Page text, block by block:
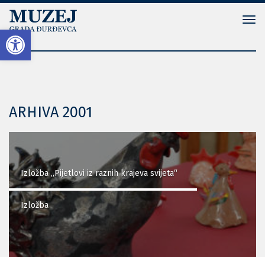
Open toolbar
ARHIVA 2001
Izložba „Pijetlovi iz raznih krajeva svijeta“
Izložba